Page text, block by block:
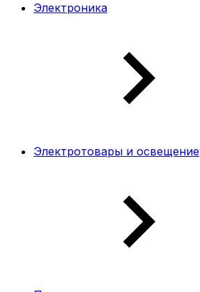
Электроника
Электротовары и освещение